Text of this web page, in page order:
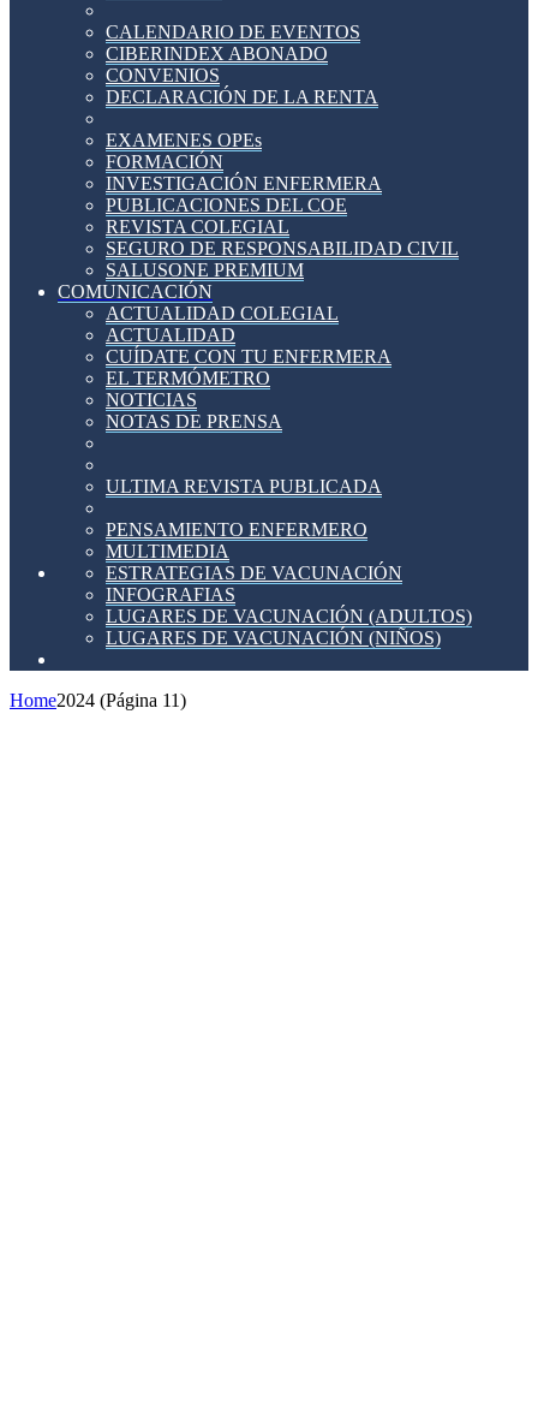
CALENDARIO DE EVENTOS
CIBERINDEX ABONADO
CONVENIOS
DECLARACIÓN DE LA RENTA
EXAMENES OPEs
FORMACIÓN
INVESTIGACIÓN ENFERMERA
PUBLICACIONES DEL COE
REVISTA COLEGIAL
SEGURO DE RESPONSABILIDAD CIVIL
SALUSONE PREMIUM
COMUNICACIÓN
ACTUALIDAD COLEGIAL
ACTUALIDAD
CUÍDATE CON TU ENFERMERA
EL TERMÓMETRO
NOTICIAS
NOTAS DE PRENSA
ULTIMA REVISTA PUBLICADA
PENSAMIENTO ENFERMERO
MULTIMEDIA
ESTRATEGIAS DE VACUNACIÓN
INFOGRAFIAS
LUGARES DE VACUNACIÓN (ADULTOS)
LUGARES DE VACUNACIÓN (NIÑOS)
Home2024 (Página 11)